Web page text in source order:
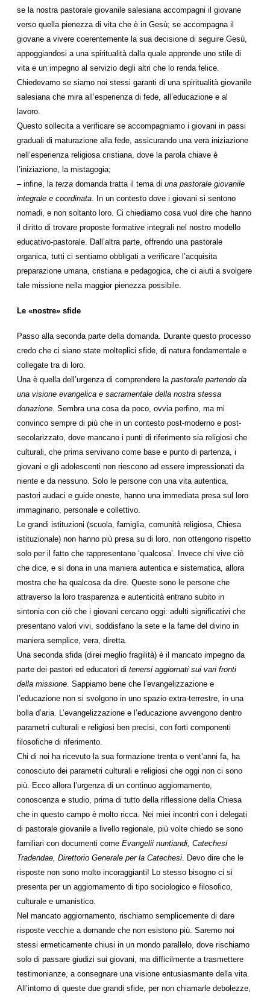
se la nostra pastorale giovanile salesiana accompagni il giovane
verso quella pienezza di vita che è in Gesù; se accompagna il
giovane a vivere coerentemente la sua decisione di seguire Gesù,
appoggiandosi a una spiritualità dalla quale apprende uno stile di
vita e un impegno al servizio degli altri che lo renda felice.
Chiedevamo se siamo noi stessi garanti di una spiritualità giovanile
salesiana che mira all’esperienza di fede, all’educazione e al
lavoro.
Questo sollecita a verificare se accompagniamo i giovani in passi
graduali di maturazione alla fede, assicurando una vera iniziazione
nell’esperienza religiosa cristiana, dove la parola chiave è
l’iniziazione, la mistagogia;
– infine, la terza domanda tratta il tema di una pastorale giovanile
integrale e coordinata. In un contesto dove i giovani si sentono
nomadi, e non soltanto loro. Ci chiediamo cosa vuol dire che hanno
il diritto di trovare proposte formative integrali nel nostro modello
educativo-pastorale. Dall’altra parte, offrendo una pastorale
organica, tutti ci sentiamo obbligati a verificare l’acquisita
preparazione umana, cristiana e pedagogica, che ci aiuti a svolgere
tale missione nella maggior pienezza possibile.
Le «nostre» sfide
Passo alla seconda parte della domanda. Durante questo processo
credo che ci siano state molteplici sfide, di natura fondamentale e
collegate tra di loro.
Una è quella dell’urgenza di comprendere lapastorale partendo da
una visione evangelica e sacramentale della nostra stessa
donazione. Sembra una cosa da poco, ovvia perfino, ma mi
convinco sempre di più che in un contesto post-moderno e post-
secolarizzato, dove mancano i punti di riferimento sia religiosi che
culturali, che prima servivano come base e punto di partenza, i
giovani e gli adolescenti non riescono ad essere impressionati da
niente e da nessuno. Solo le persone con una vita autentica,
pastori audaci e guide oneste, hanno una immediata presa sul loro
immaginario, personale e collettivo.
Le grandi istituzioni (scuola, famiglia, comunità religiosa, Chiesa
istituzionale) non hanno più presa su di loro, non ottengono rispetto
solo per il fatto che rappresentano ‘qualcosa’. Invece chi vive ciò
che dice, e si dona in una maniera autentica e sistematica, allora
mostra che ha qualcosa da dire. Queste sono le persone che
attraverso la loro trasparenza e autenticità entrano subito in
sintonia con ciò che i giovani cercano oggi: adulti significativi che
presentano valori vivi, soddisfano la sete e la fame del divino in
maniera semplice, vera, diretta.
Una seconda sfida (direi meglio fragilità) è il mancato impegno da
parte dei pastori ed educatori di tenersi aggiornati sui vari fronti
della missione. Sappiamo bene che l’evangelizzazione e
l’educazione non si svolgono in uno spazio extra-terrestre, in una
bolla d’aria. L’evange­liz­zazione e l’educazione avvengono dentro
parametri culturali e religiosi ben precisi, con forti componenti
filosofiche di riferimento.
Chi di noi ha ricevuto la sua formazione trenta o vent’anni fa, ha
conosciuto dei parametri culturali e religiosi che oggi non ci sono
più. Ecco allora l’urgenza di un continuo aggiornamento,
conoscenza e studio, prima di tutto della riflessione della Chiesa
che in questo campo è molto ricca. Nei miei incontri con i delegati
di pastorale giovanile a livello regionale, più volte chiedo se sono
familiari con documenti come Evangelii nuntiandi, Catechesi
Tradendae, Direttorio Generale per la Catechesi. Devo dire che le
risposte non sono molto incoraggianti! Lo stesso bisogno ci si
presenta per un aggiornamento di tipo sociologico e filosofico,
culturale e umanistico.
Nel mancato aggiornamento, rischiamo semplicemente di dare
risposte vecchie a domande che non esistono più. Saremo noi
stessi ermeticamente chiusi in un mondo parallelo, dove rischiamo
solo di passare giudizi sui giovani, ma difficilmente a trasmettere
testimonianze, a consegnare una visione entusiasmante della vita.
All’intorno di queste due grandi sfide, per non chiamarle debolezze,